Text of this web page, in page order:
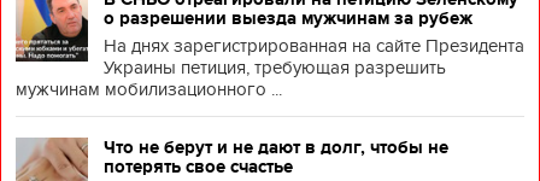
о разрешении выезда мужчинам за рубеж
На днях зарегистрированная на сайте Президента
Украины петиция, требующая разрешить
мужчинам мобилизационного ...
Что не берут и не дают в долг, чтобы не
потерять свое счастье